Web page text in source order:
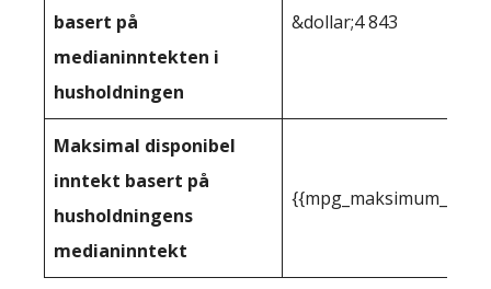
basert på
medianinntekten i
husholdningen
&dollar;4 843
Maksimal disponibel
inntekt basert på
husholdningens
medianinntekt